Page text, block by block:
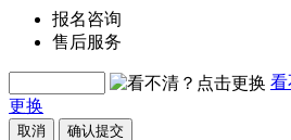
报名咨询
售后服务
看
更换
取消 确认提交